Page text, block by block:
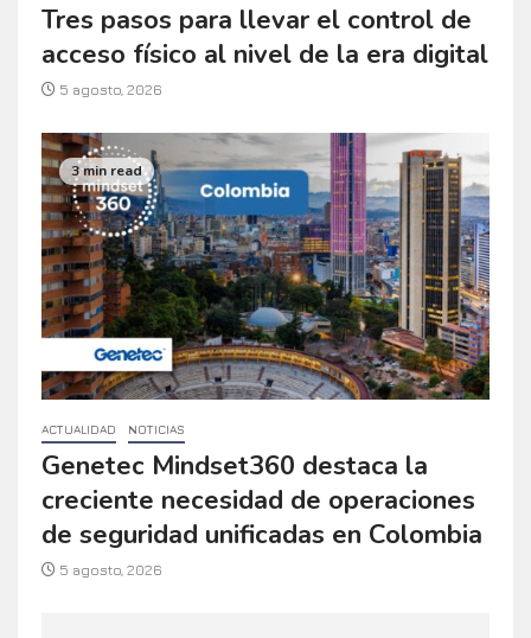
Tres pasos para llevar el control de
acceso físico al nivel de la era digital
5 agosto, 2026
3 min read
ACTUALIDAD NOTICIAS
Genetec Mindset360 destaca la
creciente necesidad de operaciones
de seguridad unificadas en Colombia
5 agosto, 2026